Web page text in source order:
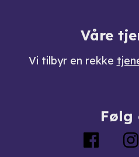
Våre
Vi tilbyr en rekke
Følg